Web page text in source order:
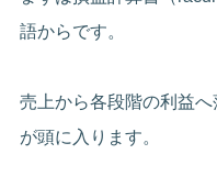
語からです。
売上から各段階の利益
が頭に入ります。